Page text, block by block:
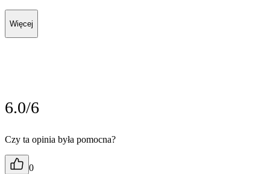
Więcej
6.0/6
Czy ta opinia była pomocna?
0